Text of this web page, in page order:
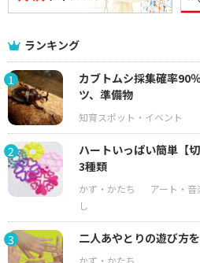
ランキング
1
カブトムシ採集確率90
ツ、準備物
2
ハートいっぱい簡単【
3種類
3 二人あやとりの遊び方